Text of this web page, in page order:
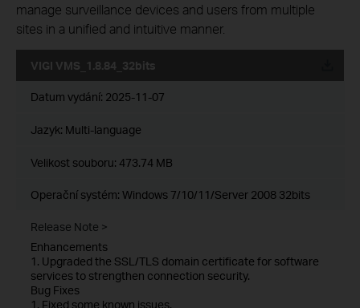
manage surveillance devices and users from multiple
sites in a unified and intuitive manner.
VIGI VMS_1.8.84_32bits
Datum vydání: 2025-11-07
Jazyk: Multi-language
Velikost souboru: 473.74 MB
Operační systém: Windows 7/10/11/Server 2008 32bits
Release Note >
Enhancements
1. Upgraded the SSL/TLS domain certificate for software
services to strengthen connection security.
Bug Fixes
1. Fixed some known issues.